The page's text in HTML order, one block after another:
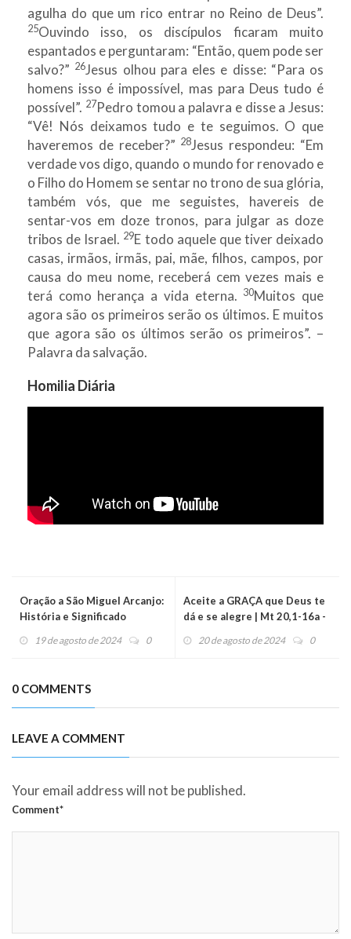
agulha do que um rico entrar no Reino de Deus”.
25Ouvindo isso, os discípulos ficaram muito
espantados e perguntaram: “Então, quem pode ser
salvo?” 26Jesus olhou para eles e disse: “Para os
homens isso é impossível, mas para Deus tudo é
possível”. 27Pedro tomou a palavra e disse a Jesus:
“Vê! Nós deixamos tudo e te seguimos. O que
haveremos de receber?” 28Jesus respondeu: “Em
verdade vos digo, quando o mundo for renovado e
o Filho do Homem se sentar no trono de sua glória,
também vós, que me seguistes, havereis de
sentar-vos em doze tronos, para julgar as doze
tribos de Israel. 29E todo aquele que tiver deixado
casas, irmãos, irmãs, pai, mãe, filhos, campos, por
causa do meu nome, receberá cem vezes mais e
terá como herança a vida eterna. 30Muitos que
agora são os primeiros serão os últimos. E muitos
que agora são os últimos serão os primeiros”. –
Palavra da salvação.
Homilia Diária
Oração a São Miguel Arcanjo:
História e Significado
19 de agosto de 2024 0
Aceite a GRAÇA que Deus te
dá e se alegre | Mt 20,1-16a -
20 de agosto de 2024 0
0 COMMENTS
LEAVE A COMMENT
Your email address will not be published.
Comment*